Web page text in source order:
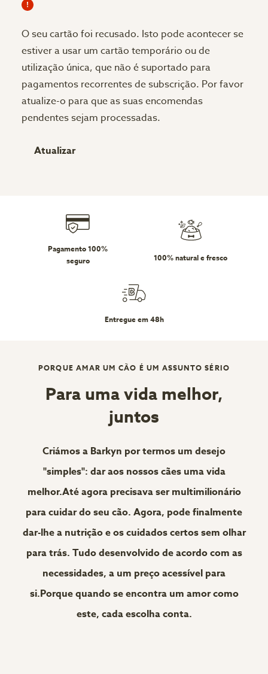
O seu cartão foi recusado. Isto pode acontecer se
estiver a usar um cartão temporário ou de
utilização única, que não é suportado para
pagamentos recorrentes de subscrição. Por favor
atualize-o para que as suas encomendas
pendentes sejam processadas.
Atualizar
Pagamento 100%
seguro
100% natural e fresco
Entregue em 48h
PORQUE AMAR UM CÃO É UM ASSUNTO SÉRIO
Para uma vida melhor,
juntos
Criámos a Barkyn por termos um desejo
"simples": dar aos nossos cães uma vida
melhor.Até agora precisava ser multimilionário
para cuidar do seu cão. Agora, pode finalmente
dar-lhe a nutrição e os cuidados certos sem olhar
para trás. Tudo desenvolvido de acordo com as
necessidades, a um preço acessível para
si.Porque quando se encontra um amor como
este, cada escolha conta.